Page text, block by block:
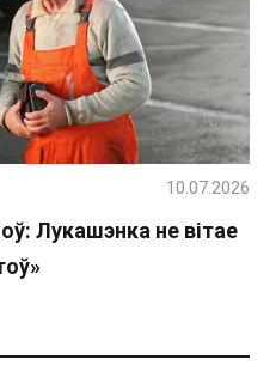
Лукашэнка не вітае
10.07.2026